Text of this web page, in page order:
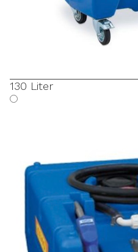
130 Liter